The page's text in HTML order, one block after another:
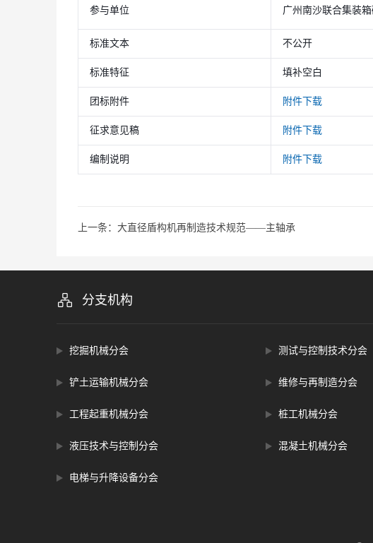
参与单位 广州南沙联合集装
标准文本 不公开
标准特征 填补空白
团标附件 附件下载
征求意见稿 附件下载
编制说明 附件下载
上一条：大直径盾构机再制造技术规范——主轴承
分支机构
挖掘机械分会
铲土运输机械分会
工程起重机械分会
液压技术与控制分会
测试与控制技术分会
维修与再制造分会
桩工机械分会
混凝土机械分会
电梯与升降设备分会